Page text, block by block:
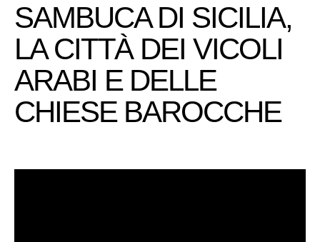
SAMBUCA DI SICILIA,
LA CITTÀ DEI VICOLI
ARABI E DELLE
CHIESE BAROCCHE